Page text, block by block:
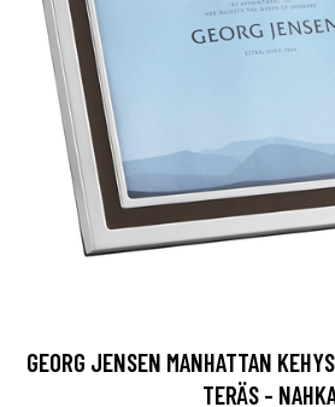
GEORG JENSEN MANHATTAN
TERÄS -